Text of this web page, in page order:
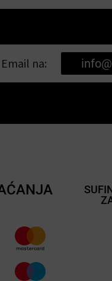
na: